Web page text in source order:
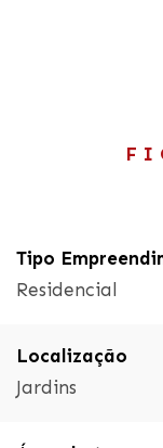
Tipo
Residencial
Localização
Jardins